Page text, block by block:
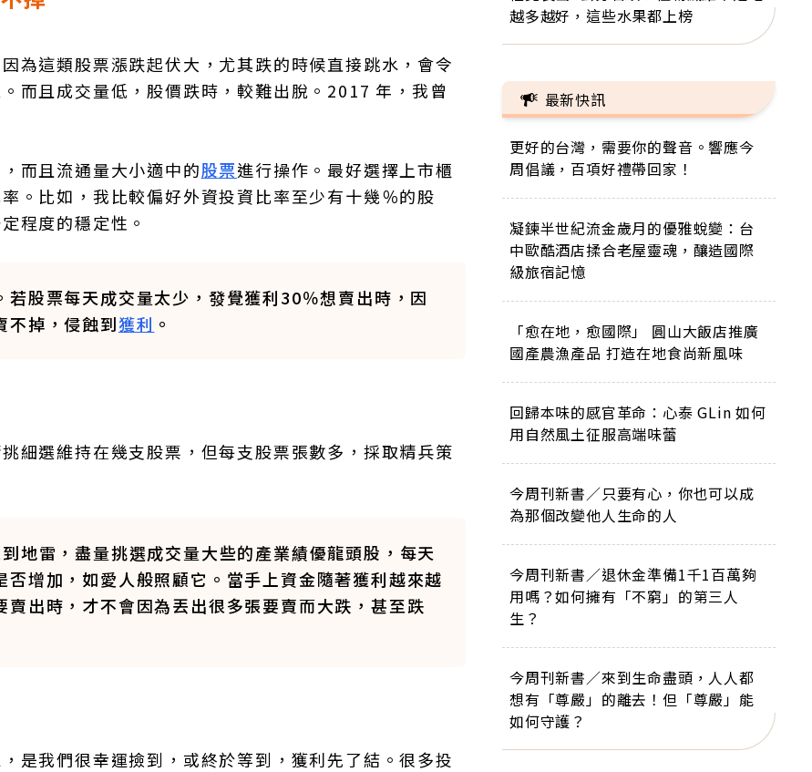
為這類股票漲跌起伏大，尤其跌的時候直接跳水，會令
而且成交量低，股價跌時，較難出脫。2017 年，我曾
而且流通量大小適中的股票進行操作。最好選擇上市櫃
。比如，我比較偏好外資投資比率至少有十幾％的股
程度的穩定性。
股票每天成交量太少，發覺獲利30％想賣出時，因
不掉，侵蝕到獲利 。
細選維持在幾支股票，但每支股票張數多，採取精兵策
地雷，盡量挑選成交量大些的產業績優龍頭股，每天
否增加，如愛人般照顧它。當手上資金隨著獲利越來越
出時，才不會因為丟出很多張要賣而大跌，甚至跌
是我們很幸運撿到，或終於等到，獲利先了結。很多投
越多越好，這些水果都上榜
最新快訊
更好的台灣，需要你的聲音。響應今
周倡議，百項好禮帶回家！
凝鍊半世紀流金歲月的優雅蛻變：台
中歐酷酒店揉合老屋靈魂，釀造國際
級旅宿記憶
「愈在地，愈國際」 圓山大飯店推廣
國產農漁產品 打造在地食尚新風味
回歸本味的感官革命：心泰 GLin 如何
用自然風土征服高端味蕾
今周刊新書／只要有心，你也可以成
為那個改變他人生命的人
今周刊新書／退休金準備1千1百萬夠
用嗎？如何擁有「不窮」的第三人
生？
今周刊新書／來到生命盡頭，人人都
想有「尊嚴」的離去！但「尊嚴」能
如何守護？